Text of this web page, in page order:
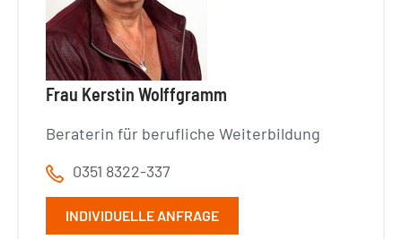
Frau Kerstin Wolffgramm
Beraterin für berufliche Weiterbildung
0351 8322-337
INDIVIDUELLE ANFRAGE